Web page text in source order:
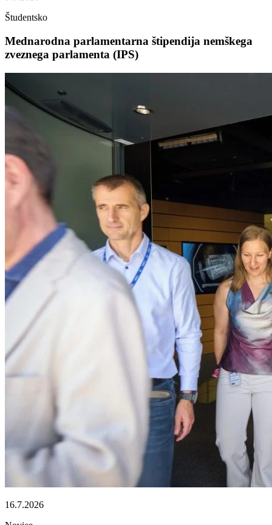
Študentsko
Mednarodna parlamentarna štipendija nemškega
zveznega parlamenta (IPS)
16.7.2026